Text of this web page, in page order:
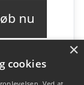
nu
×
cookies